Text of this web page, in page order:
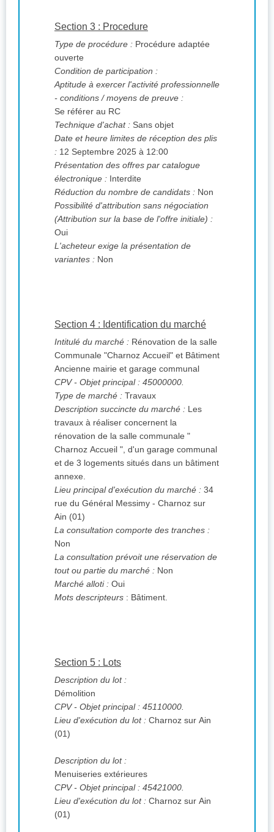
Section 3 : Procedure
Type de procédure : Procédure adaptée
ouverte
Condition de participation :
Aptitude à exercer l'activité professionnelle
- conditions / moyens de preuve :
Se référer au RC
Technique d'achat : Sans objet
Date et heure limites de réception des plis
: 12 Septembre 2025 à 12:00
Présentation des offres par catalogue
électronique : Interdite
Réduction du nombre de candidats : Non
Possibilité d'attribution sans négociation
(Attribution sur la base de l'offre initiale) :
Oui
L'acheteur exige la présentation de
variantes : Non
Section 4 : Identification du marché
Intitulé du marché : Rénovation de la salle
Communale "Charnoz Accueil" et Bâtiment
Ancienne mairie et garage communal
CPV- Objet principal : 45000000.
Type de marché : Travaux
Description succincte du marché : Les
travaux à réaliser concernent la
rénovation de la salle communale "
Charnoz Accueil ", d'un garage communal
et de 3 logements situés dans un bâtiment
annexe.
Lieu principal d'exécution du marché : 34
rue du Général Messimy - Charnoz sur
Ain (01)
La consultation comporte des tranches :
Non
La consultation prévoit une réservation de
tout ou partie du marché : Non
Marché alloti : Oui
Mots descripteurs : Bâtiment.
Section 5 : Lots
Description du lot :
Démolition
CPV- Objet principal : 45110000.
Lieu d'exécution du lot : Charnoz sur Ain
(01)
Description du lot :
Menuiseries extérieures
CPV- Objet principal : 45421000.
Lieu d'exécution du lot : Charnoz sur Ain
(01)